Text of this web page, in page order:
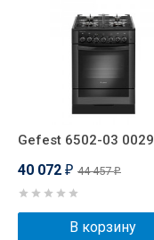
Gefest 6502-03 0029
40 072 ₽ 44 457₽
В корзину